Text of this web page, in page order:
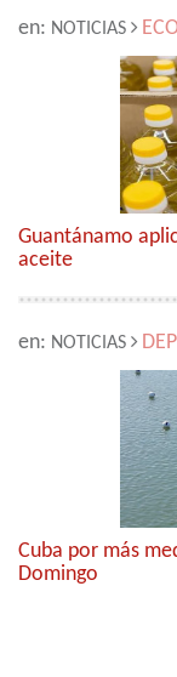
en: NOTICIAS
Guantánamo
aceite
en: NOTICIAS
Cuba por más
Domingo